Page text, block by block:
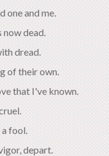
one and me.
now dead.
dread.
of their own.
that I've known.
fool.
depart.